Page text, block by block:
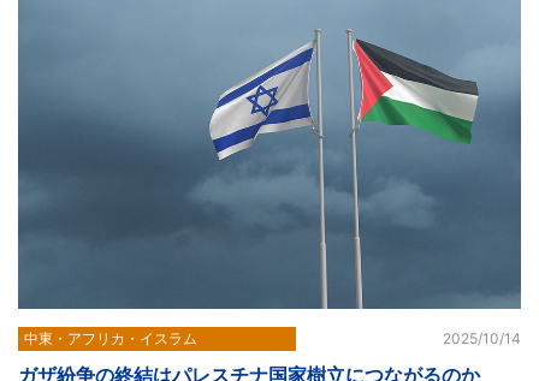
中東・アフリカ・イスラム 2025/10/14
ガザ紛争の終結はパレスチナ国家樹立につながるのか